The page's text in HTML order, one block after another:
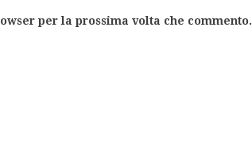
per la prossima volta che commento.